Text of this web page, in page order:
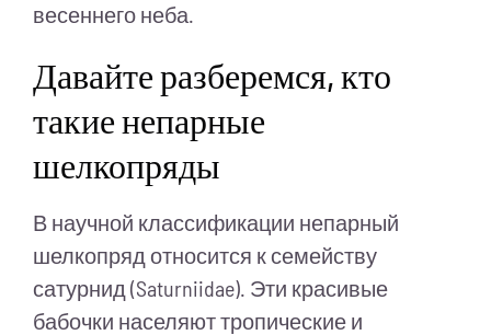
весеннего неба.
Давайте разберемся, кто
такие непарные
шелкопряды
В научной классификации непарный
шелкопряд относится к семейству
сатурнид (Saturniidae). Эти красивые
бабочки населяют тропические и